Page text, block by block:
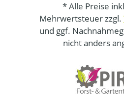
* Alle Preise
Mehrwertsteuer zzgl.
und ggf.
nicht anders